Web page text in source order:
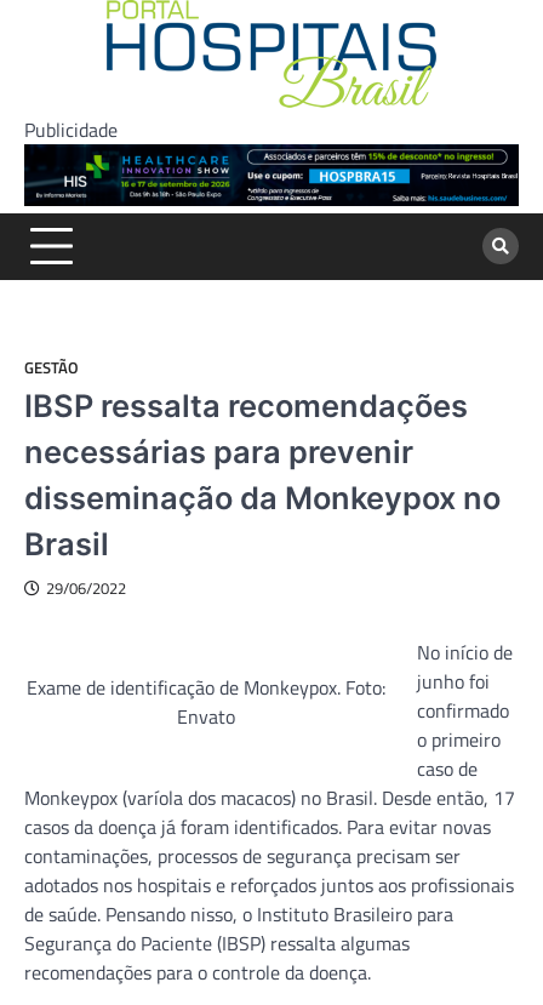
Publicidade
GESTÃO
IBSP ressalta recomendações
necessárias para prevenir
disseminação da Monkeypox no
Brasil
29/06/2022
Exame de identificação de Monkeypox. Foto:
Envato
No início de
junho foi
confirmado
o primeiro
caso de
Monkeypox (varíola dos macacos) no Brasil. Desde então, 17
casos da doença já foram identificados. Para evitar novas
contaminações, processos de segurança precisam ser
adotados nos hospitais e reforçados juntos aos profissionais
de saúde. Pensando nisso, o Instituto Brasileiro para
Segurança do Paciente (IBSP) ressalta algumas
recomendações para o controle da doença.